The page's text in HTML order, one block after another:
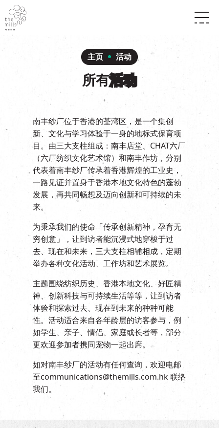
展覽
走进南丰纱厂
活化与保育
走进南丰纱厂
CHAT六厂
南丰作坊
其他體驗
到访我们
开放时间及位置
穿梭巴士服务
停车场
NF TOUCH
繁
主页 活动
所有活动
南丰纱厂位于香港的荃湾区，是一个集创
新、文化与学习体验于一身的地标式保育项
目。由三大支柱组成：南丰店堂、CHAT六厂
（六厂纺织文化艺术馆）和南丰作坊，分别
代表着南丰纱厂传承着香港辉煌的工业史，
一路见证并置身于香港本地文化特色的蓬勃
发展，再共同畅想及迈向创新和可持续的未
来。
为秉承我们的使命「传承创新精神，孕育无
穷创意」，让到访者能沉浸式地穿梭于过
去、现在和未来，三大支柱相辅相成，定期
举办各种文化活动、工作坊和艺术展览。
主题围绕纺织历史、香港本地文化、好匠精
神、创新科技与可持续生活等等，让到访者
体验和探索过去、现在到未来的种种可能
性。活动适合来自各年龄层的访客参与，例
如学生、亲子、情侣、家庭或长者等，部分
更欢迎参加者携同宠物一起出席。
如对南丰纱厂的活动有任何查询，欢迎电邮
至communications@themills.com.hk联络
我们。